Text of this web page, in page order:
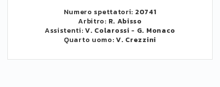
Numero spettatori: 20741
Arbitro: R. Abisso
Assistenti:V. Colarossi - G. Monaco
Quarto uomo:V. Crezzini